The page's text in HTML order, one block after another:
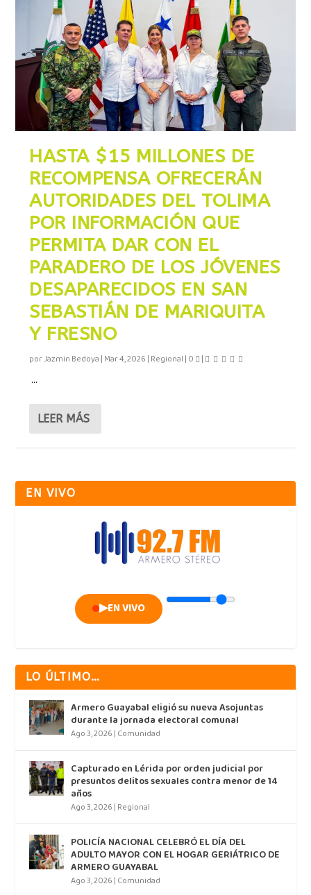
HASTA $15 MILLONES DE
RECOMPENSA OFRECERÁN
AUTORIDADES DEL TOLIMA
POR INFORMACIÓN QUE
PERMITA DAR CON EL
PARADERO DE LOS JÓVENES
DESAPARECIDOS EN SAN
SEBASTIÁN DE MARIQUITA
Y FRESNO
porJazmin Bedoya | Mar 4, 2026 | Regional | 0 |
...
LEER MÁS
EN VIVO
▶EN VIVO
LO ÚLTIMO…
Armero Guayabal eligió su nueva Asojuntas
durante la jornada electoral comunal
Ago 3, 2026 | Comunidad
Capturado en Lérida por orden judicial por
presuntos delitos sexuales contra menor de 14
años
Ago 3, 2026 | Regional
POLICÍA NACIONAL CELEBRÓ EL DÍA DEL
ADULTO MAYOR CON EL HOGAR GERIÁTRICO DE
ARMERO GUAYABAL
Ago 3, 2026 | Comunidad